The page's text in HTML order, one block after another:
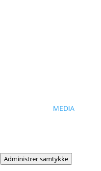
MEDIA
Administrer samtykke